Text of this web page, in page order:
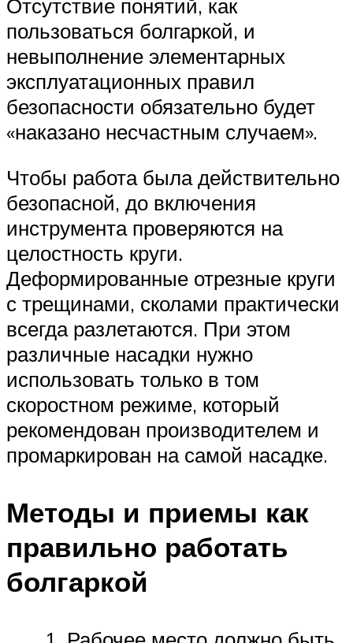
Отсутствие понятий, как
пользоваться болгаркой, и
невыполнение элементарных
эксплуатационных правил
безопасности обязательно будет
«наказано несчастным случаем».
Чтобы работа была действительно
безопасной, до включения
инструмента проверяются на
целостность круги.
Деформированные отрезные круги
с трещинами, сколами практически
всегда разлетаются. При этом
различные насадки нужно
использовать только в том
скоростном режиме, который
рекомендован производителем и
промаркирован на самой насадке.
Методы и приемы как
правильно работать
болгаркой